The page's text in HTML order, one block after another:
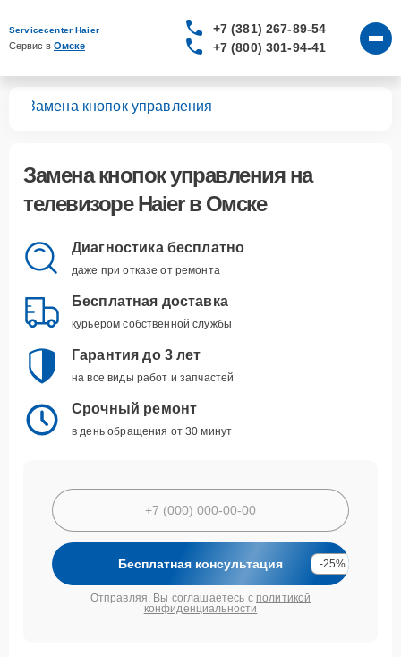
Servicecenter Haier
Сервис в Омске
+7 (381) 267-89-54
+7 (800) 301-94-41
Замена кнопок управления
Замена кнопок управленияна
телевизоре Haier в Омске
Диагностика бесплатно
даже при отказе от ремонта
Бесплатная доставка
курьером собственной службы
Гарантия до 3 лет
на все виды работ и запчастей
Срочный ремонт
в день обращения от 30 минут
Бесплатная консультация -25%
Отправляя, Вы соглашаетесь с политикой
конфиденциальности